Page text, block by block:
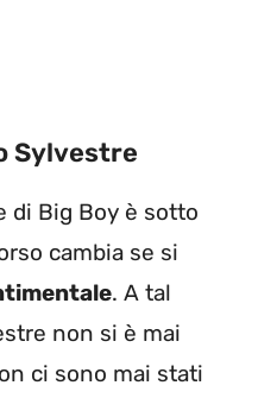
Sylvestre
di Big Boy è sotto
cambia se si
. A tal
non si è mai
ci sono mai stati